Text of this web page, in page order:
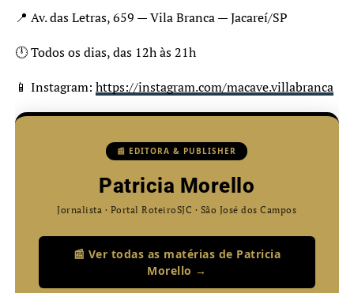
📍 Av. das Letras, 659 — Vila Branca — Jacareí/SP
🕛 Todos os dias, das 12h às 21h
📱 Instagram: https://instagram.com/macave.villabranca
📰 EDITORA & PUBLISHER
Patricia Morello
Jornalista · Portal RoteiroSJC · São José dos Campos
📰 Ver todas as matérias de Patricia
Morello →